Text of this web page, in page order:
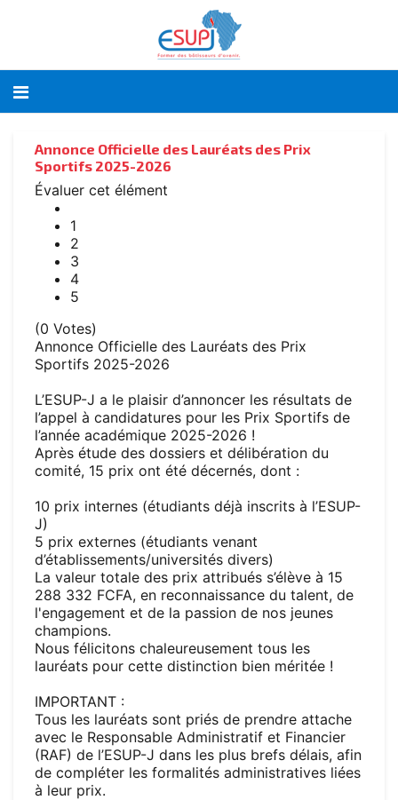
Annonce Officielle des Lauréats des Prix
Sportifs 2025-2026
Évaluer cet élément
1
2
3
4
5
(0 Votes)
Annonce Officielle des Lauréats des Prix
Sportifs 2025-2026
L’ESUP-J a le plaisir d’annoncer les résultats de
l’appel à candidatures pour les Prix Sportifs de
l’année académique 2025-2026 !
Après étude des dossiers et délibération du
comité, 15 prix ont été décernés, dont :
10 prix internes (étudiants déjà inscrits à l’ESUP-
J)
5 prix externes (étudiants venant
d’établissements/universités divers)
La valeur totale des prix attribués s’élève à 15
288 332 FCFA, en reconnaissance du talent, de
l'engagement et de la passion de nos jeunes
champions.
Nous félicitons chaleureusement tous les
lauréats pour cette distinction bien méritée !
IMPORTANT :
Tous les lauréats sont priés de prendre attache
avec le Responsable Administratif et Financier
(RAF) de l’ESUP-J dans les plus brefs délais, afin
de compléter les formalités administratives liées
à leur prix.